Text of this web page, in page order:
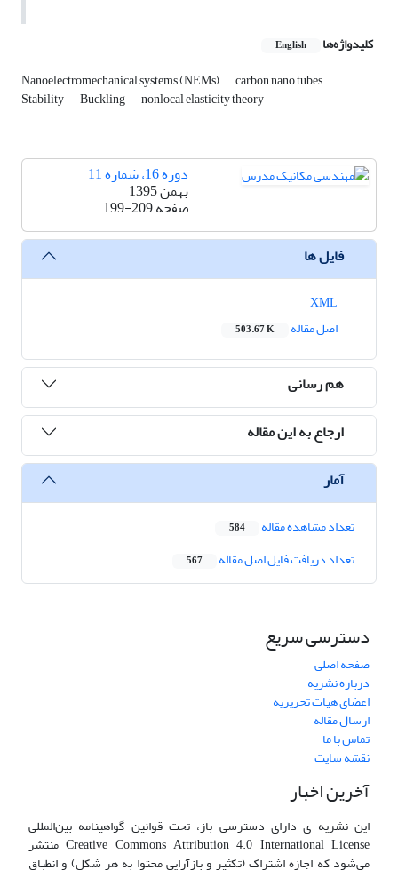
کلیدواژه‌ها English
Nanoelectromechanical systems (NEMs) carbon nano tubes
Stability Buckling nonlocal elasticity theory
دوره 16، شماره 11
بهمن 1395
صفحه199-209
فایل ها
اصل مقاله
503.67 K
هم رسانی
ارجاع به این مقاله
آمار
تعداد مشاهده مقاله 584
تعداد دریافت فایل اصل مقاله 567
دسترسی سریع
صفحه اصلی
درباره نشریه
اعضای هیات تحریریه
ارسال مقاله
تماس با ما
نقشه سایت
آخرین اخبار
این نشریه ی دارای دسترسی باز، تحت قوانین گواهینامه بین‌المللی
Creative Commons Attribution 4.0 International License منتشر
می‌شود که اجازه اشتراک (تکثیر و بازآرایی محتوا به هر شکل) و انطباق